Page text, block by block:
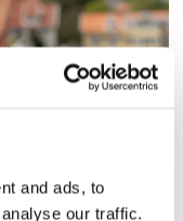
and ads, to
our traffic.
Line